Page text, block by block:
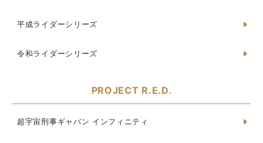
平成ライダーシリーズ
令和ライダーシリーズ
PROJECT R.E.D.
超宇宙刑事ギャバン インフィニティ